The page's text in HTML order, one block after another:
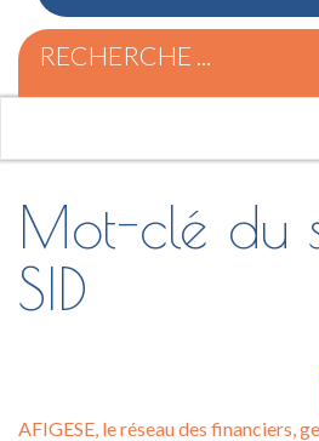
c
r
h
p
o
u
Mot-clé du
SID
AFIGESE, le réseau des financiers,